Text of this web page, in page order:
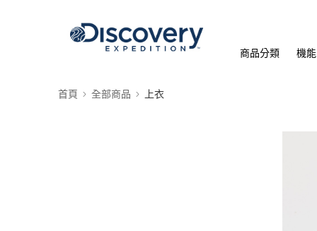
商品分類 機
首頁 全部商品 上衣